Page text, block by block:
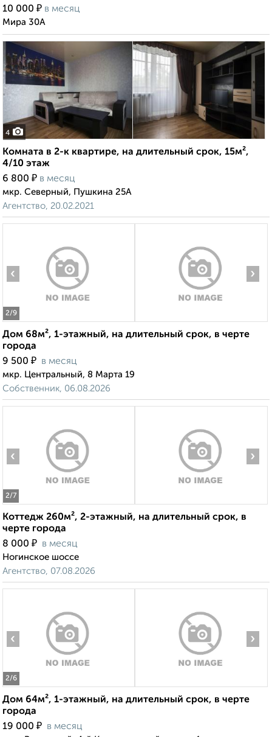
10 000 ₽ в месяц
Мира 30А
4
Комната в 2-к квартире, на длительный срок, 15м²,
4/10 этаж
6 800 ₽ в месяц
мкр. Северный, Пушкина 25А
Агентство, 20.02.2021
2/9
‹ ›
Дом 68м², 1-этажный, на длительный срок, в черте
города
9 500 ₽ в месяц
мкр. Центральный, 8 Марта 19
Собственник, 06.08.2026
2/7
‹ ›
Коттедж 260м², 2-этажный, на длительный срок, в
черте города
8 000 ₽ в месяц
Ногинское шоссе
Агентство, 07.08.2026
2/6
‹ ›
Дом 64м², 1-этажный, на длительный срок, в черте
города
19 000 ₽ в месяц